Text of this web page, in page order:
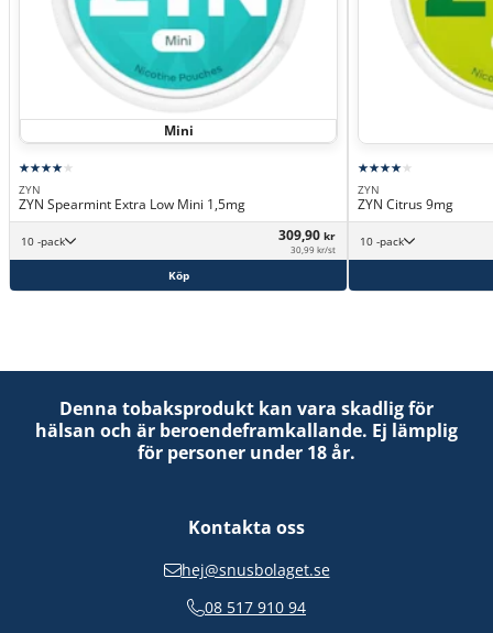
Mini
ZYN
ZYN Spearmint Extra Low Mini 1,5mg
10 -pack 309,90 kr
30,99 kr/st
Köp
ZYN
ZYN Citrus 9mg
10 -pack
Denna tobaksprodukt kan vara skadlig för
hälsan och är beroendeframkallande. Ej lämplig
för personer under 18 år.
Kontakta oss
hej@snusbolaget.se
08 517 910 94